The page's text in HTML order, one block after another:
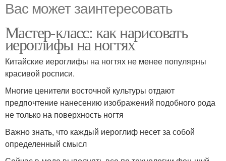
Вас может заинтересовать
Мастер-класс: как нарисовать
иероглифы на ногтях
Китайские иероглифы на ногтях не менее популярны
красивой росписи.
Многие ценители восточной культуры отдают
предпочтение нанесению изображений подобного рода
не только на поверхность ногтя
Важно знать, что каждый иероглиф несет за собой
определенный смысл